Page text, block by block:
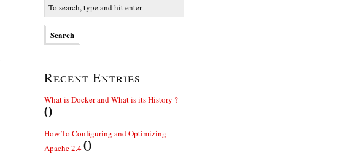
Recent Entries
What is Docker and What is its History ?
0
How To Configuring and Optimizing
Apache 2.40